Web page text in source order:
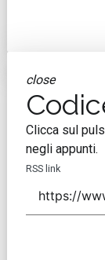
close
Clicca sul
negli appunti.
RSS link